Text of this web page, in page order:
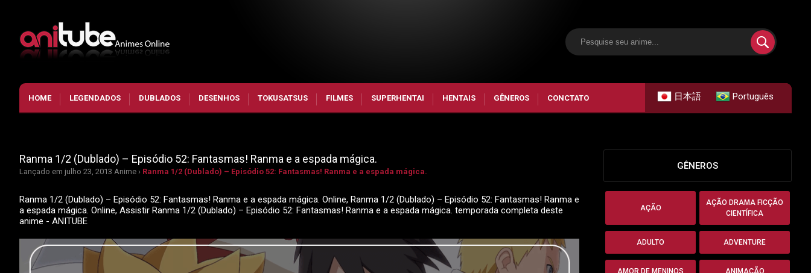
HOME LEGENDADOS DUBLADOS DESENHOS TOKUSATSUS FILMES SUPERHENTAI HENTAIS GÊNEROS CONCTATO 日本語 Português
Ranma 1/2 (Dublado) – Episódio 52: Fantasmas! Ranma e a espada mágica.
Lançado em julho 23, 2013 Anime › Ranma 1/2 (Dublado) – Episódio 52: Fantasmas! Ranma e a espada mágica.
Ranma 1/2 (Dublado) – Episódio 52: Fantasmas! Ranma e a espada mágica. Online, Ranma 1/2 (Dublado) – Episódio 52: Fantasmas! Ranma e
a espada mágica. Online, Assistir Ranma 1/2 (Dublado) – Episódio 52: Fantasmas! Ranma e a espada mágica. temporada completa deste
anime - ANITUBE
GÊNEROS
AÇÃO
AÇÃO DRAMA FICÇÃO
CIENTÍFICA
ADULTO ADVENTURE
AMOR DE MENINOS ANIMAÇÃO